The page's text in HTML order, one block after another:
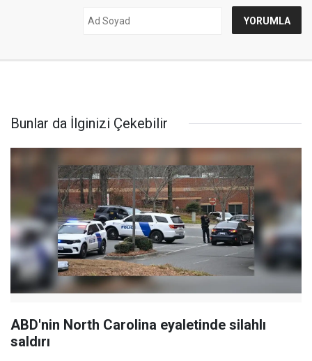
Bunlar da İlginizi Çekebilir
ABD'nin North Carolina eyaletinde silahlı
saldırı